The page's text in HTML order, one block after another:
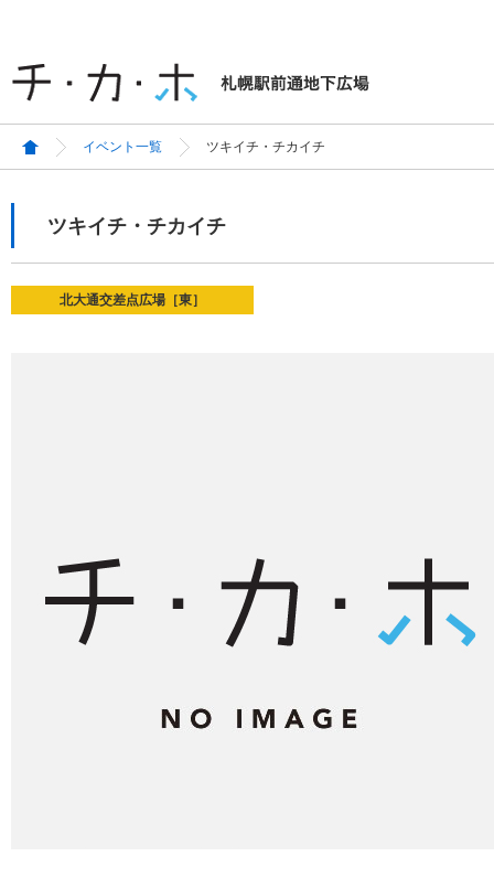
イベント一覧 ツキイチ・チカイチ
ツキイチ・チカイチ
北大通交差点広場［東］